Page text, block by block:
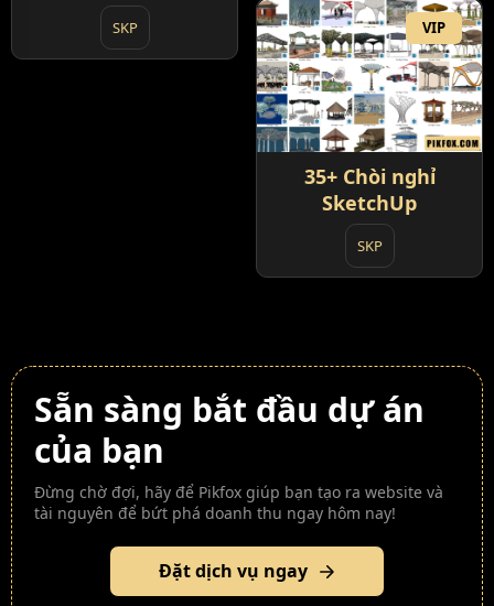
SKP VIP
35+ Chòi nghỉ
SketchUp
SKP
Sẵn sàng bắt đầu dự án
của bạn
Đừng chờ đợi, hãy để Pikfox giúp bạn tạo ra website và
tài nguyên để bứt phá doanh thu ngay hôm nay!
Đặt dịch vụ ngay